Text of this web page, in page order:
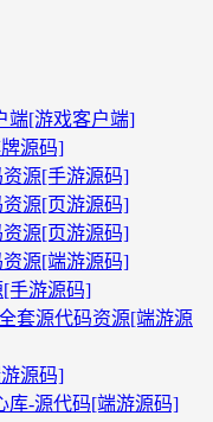
端[游戏客户端]
源码]
资源[手游源码]
资源[页游源码]
资源[页游源码]
资源[端游源码]
[手游源码]
套源代码资源[端游源
源码]
库-源代码[端游源码]